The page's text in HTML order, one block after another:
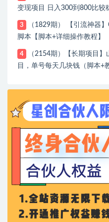
变现项目 日入300到800比较
3
（1829期） 【引流神器
脚本【脚本+详细操作教程】
4
（2154期）【长期项目
目，单号每天几块钱（脚本+